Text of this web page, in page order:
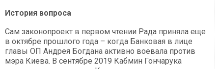
История вопроса
Сам законопроект в первом чтении Рада приняла еще
в октябре прошлого года – когда Банковая в лице
главы ОП Андрея Богдана активно воевала против
мэра Киева. В сентябре 2019 Кабмин Гончарука